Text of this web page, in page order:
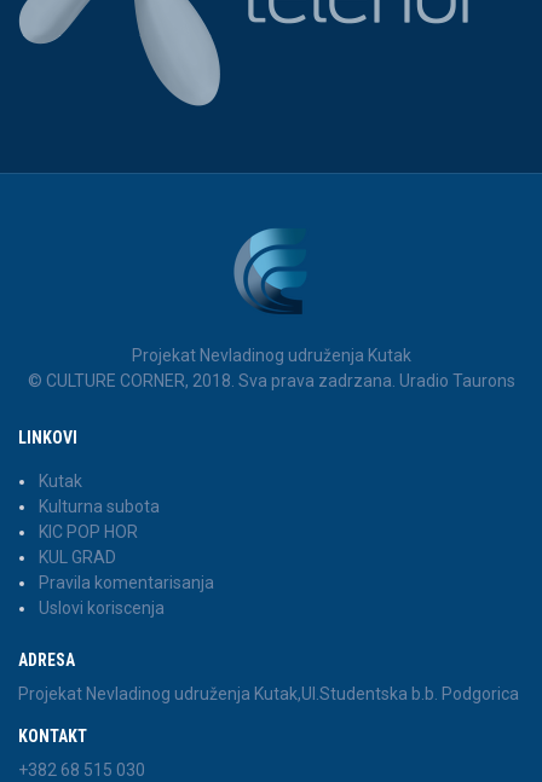
Projekat Nevladinog udruženja Kutak
© CULTURE CORNER, 2018. Sva prava zadrzana. Uradio Taurons
LINKOVI
Kutak
Kulturna subota
KIC POP HOR
KUL GRAD
Pravila komentarisanja
Uslovi koriscenja
ADRESA
Projekat Nevladinog udruženja Kutak,Ul.Studentska b.b. Podgorica
KONTAKT
+382 68 515 030